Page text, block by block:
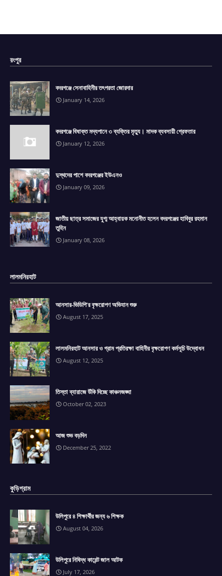
রংপুর
বদরগঞ্জে সেনাবাহিনীর তৎপরতা জোরদার
January 14, 2026
বদরগঞ্জে বিষাক্ত মদ্যপানে ৩ ব্যক্তির মৃত্যু। মাদক ব্যবসায়ী গ্রেফতার
January 12, 2026
দুস্থদের পাশে বদরগঞ্জের ইউএনও
January 09, 2026
জাতীয় ছাত্র সমাজের যুগ্ম আহ্বায়ক মনোনীত হলেন বদরগঞ্জের হাবিবুর রহমান
তুহিন
January 08, 2026
লালমনিরহাট
আনসার-ভিডিপি'র বৃক্ষরোপণ অভিযান শুরু
August 17, 2025
লালমনিরহাট আনসার ও গ্রাম প্রতিরক্ষা বাহিনীর বৃক্ষরোপণ কর্মসূচি উদ্বোধন
August 12, 2025
তিস্তা ব্যারাজে উঁকি দিচ্ছে কাঞ্চনজঙ্ঘা
October 02, 2023
আজ শুভ বড়দিন
December 25, 2022
কুড়িগ্রাম
উলিপুরে ৪ শিক্ষার্থীর জন্য ৬ শিক্ষক
August 04, 2026
উলিপুরে নিষিদ্ধ কারেন্ট জাল আটক
July 17, 2026